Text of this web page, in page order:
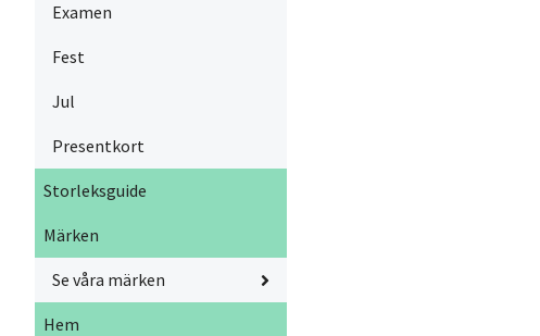
Examen
Fest
Jul
Presentkort
Storleksguide
Märken
Se våra märken
Hem